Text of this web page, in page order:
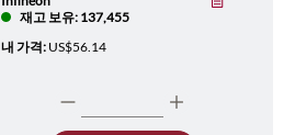
재고 보유: 137,455
내 가격: US$56.14